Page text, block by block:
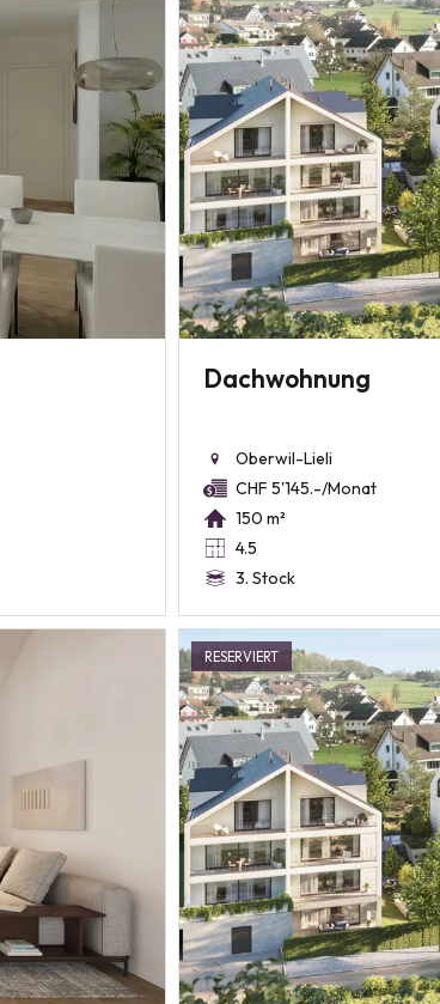
Dachwohnung
Oberwil-Lieli
CHF 5'145.-/Monat
150 m²
4.5
3. Stock
RESERVIERT